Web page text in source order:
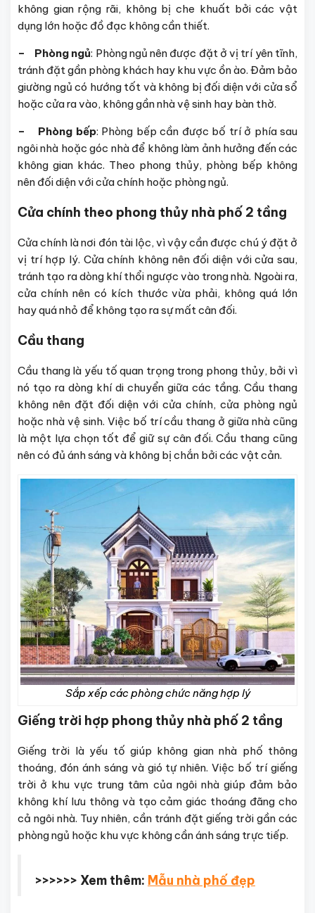
không gian rộng rãi, không bị che khuất bởi các vật
dụng lớn hoặc đồ đạc không cần thiết.
– Phòng ngủ: Phòng ngủ nên được đặt ở vị trí yên tĩnh,
tránh đặt gần phòng khách hay khu vực ồn ào. Đảm bảo
giường ngủ có hướng tốt và không bị đối diện với cửa sổ
hoặc cửa ra vào, không gần nhà vệ sinh hay bàn thờ.
– Phòng bếp: Phòng bếp cần được bố trí ở phía sau
ngôi nhà hoặc góc nhà để không làm ảnh hưởng đến các
không gian khác. Theo phong thủy, phòng bếp không
nên đối diện với cửa chính hoặc phòng ngủ.
Cửa chính theo phong thủy nhà phố 2 tầng
Cửa chính là nơi đón tài lộc, vì vậy cần được chú ý đặt ở
vị trí hợp lý. Cửa chính không nên đối diện với cửa sau,
tránh tạo ra dòng khí thổi ngược vào trong nhà. Ngoài ra,
cửa chính nên có kích thước vừa phải, không quá lớn
hay quá nhỏ để không tạo ra sự mất cân đối.
Cầu thang
Cầu thang là yếu tố quan trọng trong phong thủy, bởi vì
nó tạo ra dòng khí di chuyển giữa các tầng. Cầu thang
không nên đặt đối diện với cửa chính, cửa phòng ngủ
hoặc nhà vệ sinh. Việc bố trí cầu thang ở giữa nhà cũng
là một lựa chọn tốt để giữ sự cân đối. Cầu thang cũng
nên có đủ ánh sáng và không bị chắn bởi các vật cản.
Sắp xếp các phòng chức năng hợp lý
Giếng trời hợp phong thủy nhà phố 2 tầng
Giếng trời là yếu tố giúp không gian nhà phố thông
thoáng, đón ánh sáng và gió tự nhiên. Việc bố trí giếng
trời ở khu vực trung tâm của ngôi nhà giúp đảm bảo
không khí lưu thông và tạo cảm giác thoáng đãng cho
cả ngôi nhà. Tuy nhiên, cần tránh đặt giếng trời gần các
phòng ngủ hoặc khu vực không cần ánh sáng trực tiếp.
>>>>>> Xem thêm: Mẫu nhà phố đẹp